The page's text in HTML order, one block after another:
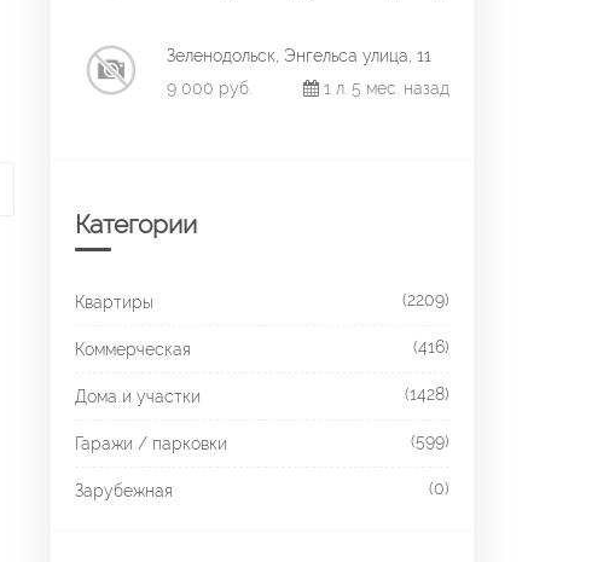
Зеленодольск, Энгельса улица, 11
9 000 руб.
1 л. 5 мес. назад
Категории
Квартиры (2209)
Коммерческая (416)
Дома и участки (1428)
Гаражи / парковки (599)
Зарубежная (0)